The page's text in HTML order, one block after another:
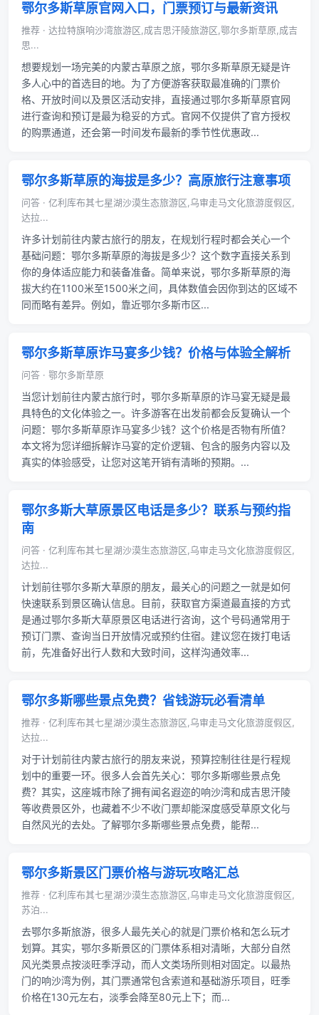
鄂尔多斯草原官网入口，门票预订与最新资讯
推荐 · 达拉特旗响沙湾旅游区,成吉思汗陵旅游区,鄂尔多斯草原,成吉
思...
想要规划一场完美的内蒙古草原之旅，鄂尔多斯草原无疑是许
多人心中的首选目的地。为了方便游客获取最准确的门票价
格、开放时间以及景区活动安排，直接通过鄂尔多斯草原官网
进行查询和预订是最为稳妥的方式。官网不仅提供了官方授权
的购票通道，还会第一时间发布最新的季节性优惠政...
鄂尔多斯草原的海拔是多少？高原旅行注意事项
问答 · 亿利库布其七星湖沙漠生态旅游区,乌审走马文化旅游度假区,
达拉...
许多计划前往内蒙古旅行的朋友，在规划行程时都会关心一个
基础问题：鄂尔多斯草原的海拔是多少？这个数字直接关系到
你的身体适应能力和装备准备。简单来说，鄂尔多斯草原的海
拔大约在1100米至1500米之间，具体数值会因你到达的区域不
同而略有差异。例如，靠近鄂尔多斯市区...
鄂尔多斯草原诈马宴多少钱？价格与体验全解析
问答 · 鄂尔多斯草原
当您计划前往内蒙古旅行时，鄂尔多斯草原的诈马宴无疑是最
具特色的文化体验之一。许多游客在出发前都会反复确认一个
问题：鄂尔多斯草原诈马宴多少钱？这个价格是否物有所值？
本文将为您详细拆解诈马宴的定价逻辑、包含的服务内容以及
真实的体验感受，让您对这笔开销有清晰的预期。...
鄂尔多斯大草原景区电话是多少？联系与预约指
南
问答 · 亿利库布其七星湖沙漠生态旅游区,乌审走马文化旅游度假区,
达拉...
计划前往鄂尔多斯大草原的朋友，最关心的问题之一就是如何
快速联系到景区确认信息。目前，获取官方渠道最直接的方式
是通过鄂尔多斯大草原景区电话进行咨询，这个号码通常用于
预订门票、查询当日开放情况或预约住宿。建议您在拨打电话
前，先准备好出行人数和大致时间，这样沟通效率...
鄂尔多斯哪些景点免费？省钱游玩必看清单
推荐 · 亿利库布其七星湖沙漠生态旅游区,乌审走马文化旅游度假区,
达拉...
对于计划前往内蒙古旅行的朋友来说，预算控制往往是行程规
划中的重要一环。很多人会首先关心：鄂尔多斯哪些景点免
费？其实，这座城市除了拥有闻名遐迩的响沙湾和成吉思汗陵
等收费景区外，也藏着不少不收门票却能深度感受草原文化与
自然风光的去处。了解鄂尔多斯哪些景点免费，能帮...
鄂尔多斯景区门票价格与游玩攻略汇总
推荐 · 亿利库布其七星湖沙漠生态旅游区,乌审走马文化旅游度假区,
苏泊...
去鄂尔多斯旅游，很多人最先关心的就是门票价格和怎么玩才
划算。其实，鄂尔多斯景区的门票体系相对清晰，大部分自然
风光类景点按淡旺季浮动，而人文类场所则相对固定。以最热
门的响沙湾为例，其门票通常包含索道和基础游乐项目，旺季
价格在130元左右，淡季会降至80元上下；而...